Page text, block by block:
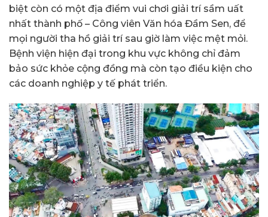
biệt còn có một địa điểm vui chơi giải trí sầm uất
nhất thành phố – Công viên Văn hóa Đầm Sen, để
mọi người tha hồ giải trí sau giờ làm việc mệt mỏi.
Bệnh viện hiện đại trong khu vực không chỉ đảm
bảo sức khỏe cộng đồng mà còn tạo điều kiện cho
các doanh nghiệp y tế phát triển.